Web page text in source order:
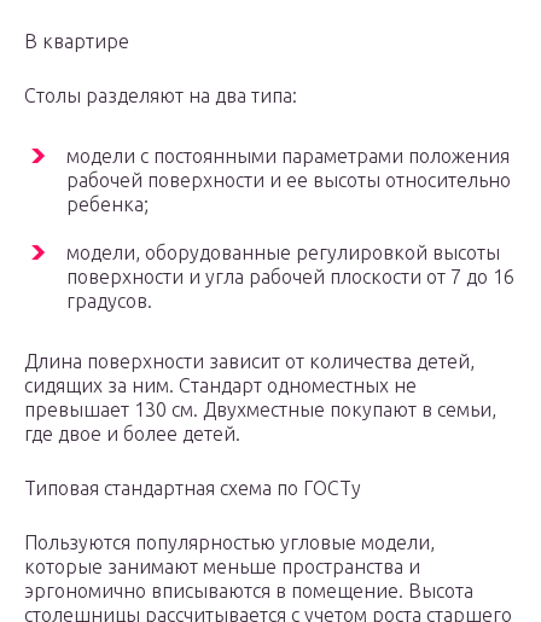
В квартире
Столы разделяют на два типа:
модели с постоянными параметрами положения
рабочей поверхности и ее высоты относительно
ребенка;
модели, оборудованные регулировкой высоты
поверхности и угла рабочей плоскости от 7 до 16
градусов.
Длина поверхности зависит от количества детей,
сидящих за ним. Стандарт одноместных не
превышает 130 см. Двухместные покупают в семьи,
где двое и более детей.
Типовая стандартная схема по ГОСТу
Пользуются популярностью угловые модели,
которые занимают меньше пространства и
эргономично вписываются в помещение. Высота
столешницы рассчитывается с учетом роста старшего